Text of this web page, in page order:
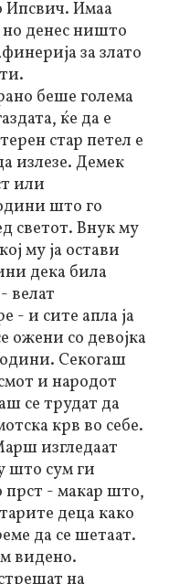
Ипсвич. Имаа
но денес ништо
за злато
беше голема
ќе да е
стар петел е
излезе. Демек
или
што го
светот. Внук му
му ја остави
дека била
велат
- и сите апла ја
ожени со девојка
Секогаш
и народот
се трудат да
крв во себе.
изгледаат
што сум ги
- макар што,
деца како
да се шетаат.
видено.